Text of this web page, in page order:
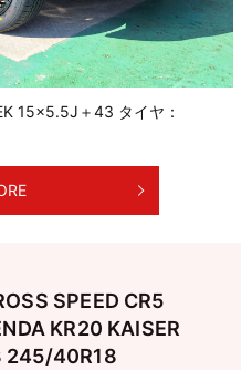
15×5.5J＋43 タイヤ：
SPEED CR5
KR20 KAISER
245/40R18